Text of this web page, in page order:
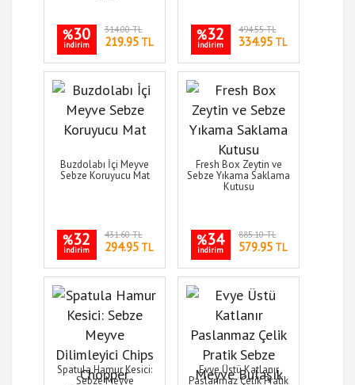
%30
indirim
314.00 TL
219.95TL %32
indirim
494.55 TL
334.95TL
Buzdolabı İçi Meyve
Sebze Koruyucu Mat
%32
indirim
431.60 TL
294.95TL
Fresh Box Zeytin ve
Sebze Yıkama Saklama
Kutusu
%34
indirim
885.10 TL
579.95TL
Spatula Hamur Kesici:
Sebze Meyve
Evye Üstü Katlanır
Paslanmaz Çelik Pratik